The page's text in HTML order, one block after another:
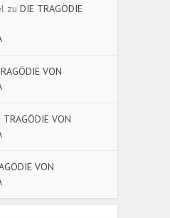
zu DIE TRAGÖDIE
VON
TRAGÖDIE VON
VON